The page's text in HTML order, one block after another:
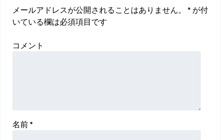
メールアドレスが公開されることはありません。 * が付
いている欄は必須項目です
コメント
名前*